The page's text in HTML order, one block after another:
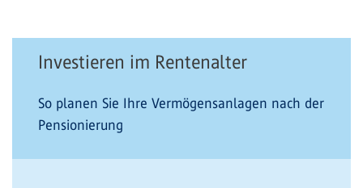
Investieren im Rentenalter
So planen Sie Ihre Vermögensanlagen nach der
Pensionierung